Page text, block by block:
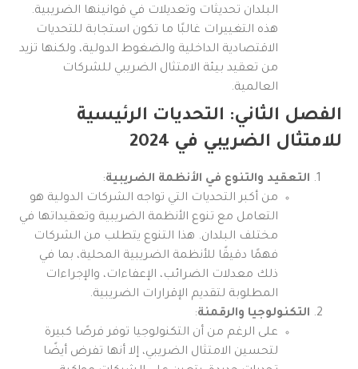
البلدان تحديثات وتعديلات في قوانينها الضريبية.
هذه التغييرات غالبًا ما تكون استجابة للتحديات
الاقتصادية الداخلية والضغوط الدولية، ولكنها تزيد
من تعقيد بيئة الامتثال الضريبي للشركات
العالمية.
الفصل الثاني: التحديات الرئيسية
للامتثال الضريبي في 2024
التعقيد والتنوع في الأنظمة الضريبية:
من أكبر التحديات التي تواجه الشركات الدولية هو
التعامل مع تنوع الأنظمة الضريبية وتعقيداتها في
مختلف البلدان. هذا التنوع يتطلب من الشركات
فهمًا دقيقًا للأنظمة الضريبية المحلية، بما في
ذلك معدلات الضرائب، الإعفاءات، والإجراءات
المطلوبة لتقديم الإقرارات الضريبية.
التكنولوجيا والرقمنة:
على الرغم من أن التكنولوجيا توفر فرصًا كبيرة
لتحسين الامتثال الضريبي، إلا أنها تفرض أيضًا